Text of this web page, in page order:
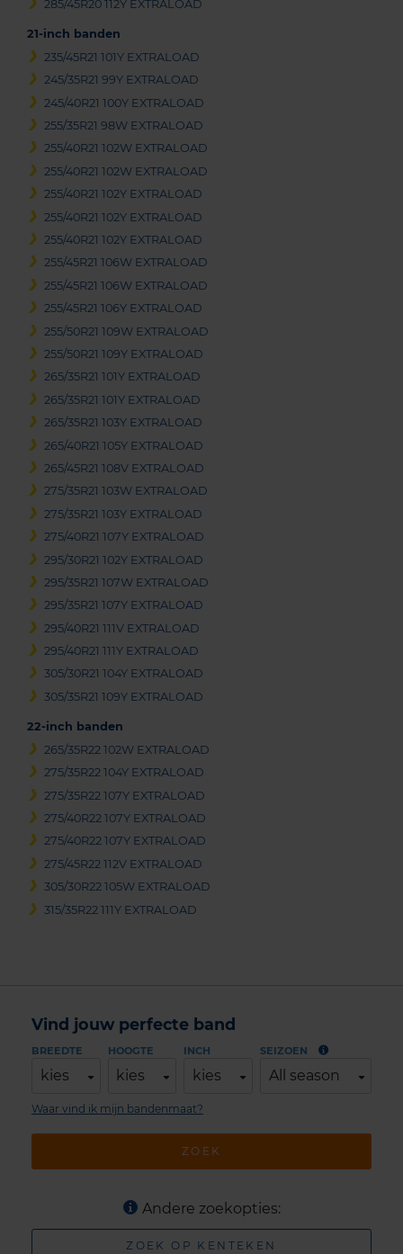
285/45R20 112Y EXTRALOAD
21-inch banden
235/45R21 101Y EXTRALOAD
245/35R21 99Y EXTRALOAD
245/40R21 100Y EXTRALOAD
255/35R21 98W EXTRALOAD
255/40R21 102W EXTRALOAD
255/40R21 102W EXTRALOAD
255/40R21 102Y EXTRALOAD
255/40R21 102Y EXTRALOAD
255/40R21 102Y EXTRALOAD
255/45R21 106W EXTRALOAD
255/45R21 106W EXTRALOAD
255/45R21 106Y EXTRALOAD
255/50R21 109W EXTRALOAD
255/50R21 109Y EXTRALOAD
265/35R21 101Y EXTRALOAD
265/35R21 101Y EXTRALOAD
265/35R21 103Y EXTRALOAD
265/40R21 105Y EXTRALOAD
265/45R21 108V EXTRALOAD
275/35R21 103W EXTRALOAD
275/35R21 103Y EXTRALOAD
275/40R21 107Y EXTRALOAD
295/30R21 102Y EXTRALOAD
295/35R21 107W EXTRALOAD
295/35R21 107Y EXTRALOAD
295/40R21 111V EXTRALOAD
295/40R21 111Y EXTRALOAD
305/30R21 104Y EXTRALOAD
305/35R21 109Y EXTRALOAD
22-inch banden
265/35R22 102W EXTRALOAD
275/35R22 104Y EXTRALOAD
275/35R22 107Y EXTRALOAD
275/40R22 107Y EXTRALOAD
275/40R22 107Y EXTRALOAD
275/45R22 112V EXTRALOAD
305/30R22 105W EXTRALOAD
315/35R22 111Y EXTRALOAD
Vind jouw perfecte band
BREEDTE
kies
HOOGTE
kies
INCH
kies
SEIZOEN
All season
ZOEK
Waar vind ik mijn bandenmaat?
Andere zoekopties:
ZOEK OP KENTEKEN